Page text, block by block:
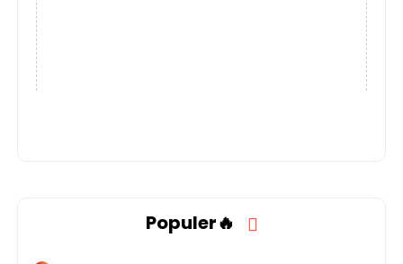
Populer🔥